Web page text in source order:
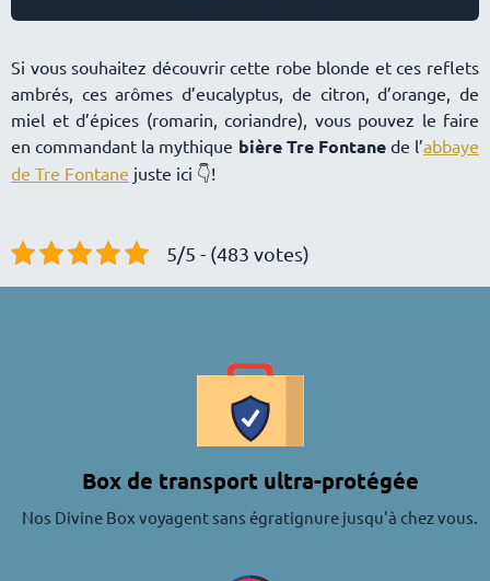
Si vous souhaitez découvrir cette robe blonde et ces reflets
ambrés, ces arômes d’eucalyptus, de citron, d’orange, de
miel et d’épices (romarin, coriandre), vous pouvez le faire
en commandant la mythique bière Tre Fontanede l’abbaye
de Tre Fontane juste ici 👇!
5/5 - (483 votes)
Box de transport ultra-protégée
Nos Divine Box voyagent sans égratignure jusqu'à chez vous.